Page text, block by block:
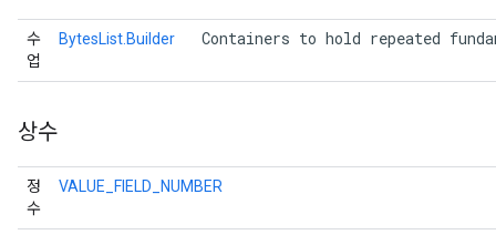
수
업
BytesList.Builder Containers to hold repeated
상수
정
수
VALUE_FIELD_NUMBER